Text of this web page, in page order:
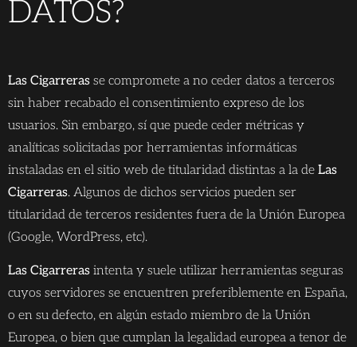
DATOS?
Las Cigarreras se compromete a no ceder datos a terceros
sin haber recabado el consentimiento expreso de los
usuarios. Sin embargo, sí que puede ceder métricas y
analíticas solicitadas por herramientas informáticas
instaladas en el sitio web de titularidad distintas a la de Las
Cigarreras. Algunos de dichos servicios pueden ser
titularidad de terceros residentes fuera de la Unión Europea
(Google, WordPress, etc).
Las Cigarreras intenta y suele utilizar herramientas seguras
cuyos servidores se encuentren preferiblemente en España,
o en su defecto, en algún estado miembro de la Unión
Europea, o bien que cumplan la legalidad europea a tenor de